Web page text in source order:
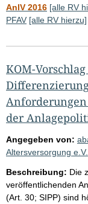
AnlV 2016 [alle RV
PFAV [alle RV hierzu]
KOM-
der
Angegeben von:
Altersversorgung e.V.
Beschreibung: Die
veröffentlichenden
(Art. 30; SIPP) sind